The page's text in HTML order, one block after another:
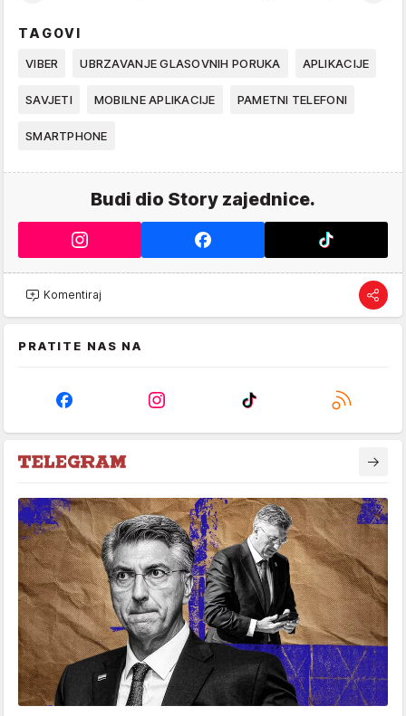
TAGOVI
VIBER UBRZAVANJE GLASOVNIH PORUKA APLIKACIJE
SAVJETI MOBILNE APLIKACIJE PAMETNI TELEFONI
SMARTPHONE
Budi dio Story zajednice.
Komentiraj
PRATITE NAS NA